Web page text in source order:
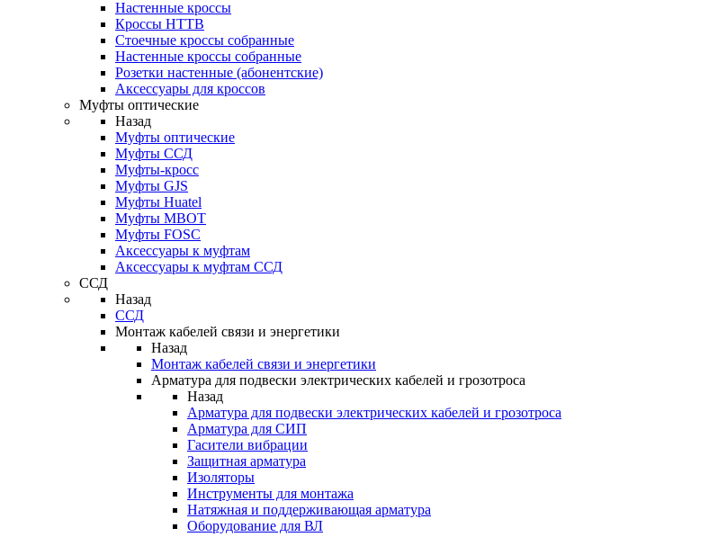
Настенные кроссы
Кроссы HTTB
Стоечные кроссы собранные
Настенные кроссы собранные
Розетки настенные (абонентские)
Аксессуары для кроссов
Муфты оптические
Назад
Муфты оптические
Муфты ССД
Муфты-кросс
Муфты GJS
Муфты Huatel
Муфты МВОТ
Муфты FOSC
Аксессуары к муфтам
Аксессуары к муфтам ССД
ССД
Назад
ССД
Монтаж кабелей связи и энергетики
Назад
Монтаж кабелей связи и энергетики
Арматура для подвески электрических кабелей и грозотроса
Назад
Арматура для подвески электрических кабелей и грозотроса
Арматура для СИП
Гасители вибрации
Защитная арматура
Изоляторы
Инструменты для монтажа
Натяжная и поддерживающая арматура
Оборудование для ВЛ